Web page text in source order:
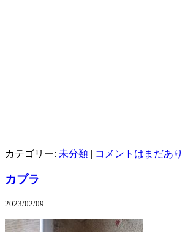
カテゴリー: 未分類 | コメントはまだあり
カブラ
2023/02/09